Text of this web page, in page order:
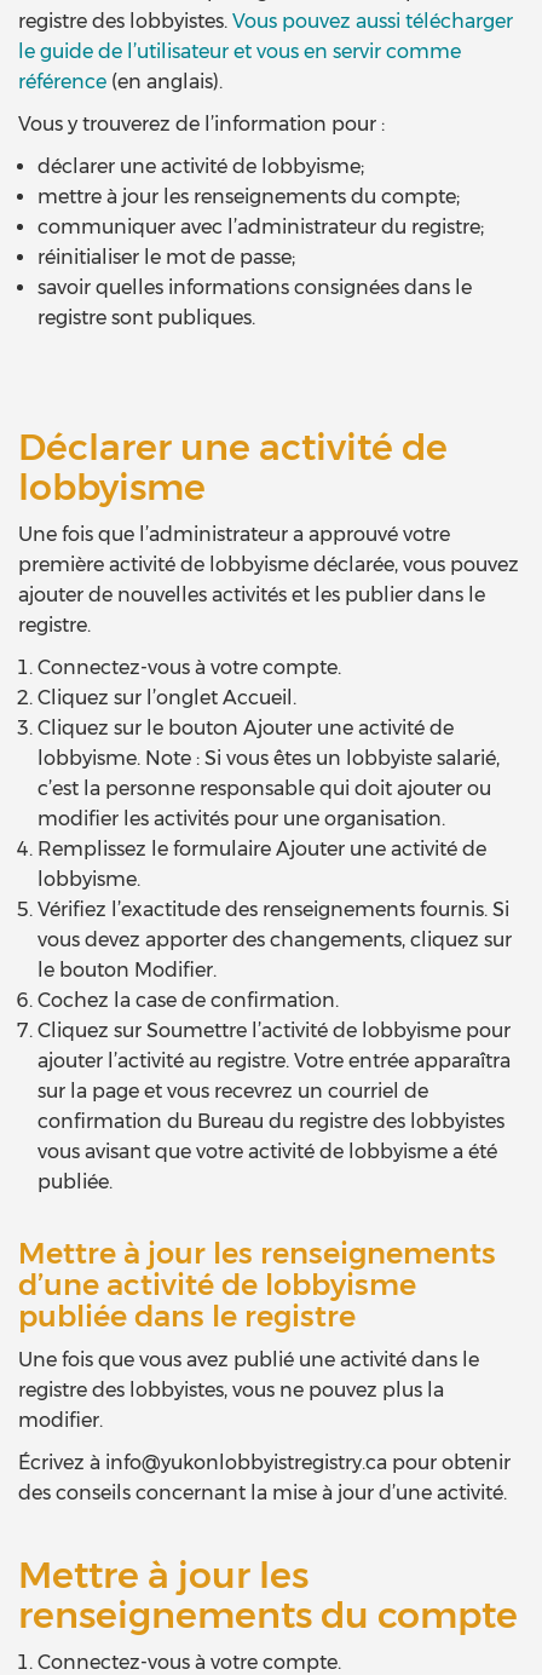
registre des lobbyistes. Vous pouvez aussi télécharger
le guide de l’utilisateur et vous en servir comme
référence (en anglais).
Vous y trouverez de l’information pour :
déclarer une activité de lobbyisme;
mettre à jour les renseignements du compte;
communiquer avec l’administrateur du registre;
réinitialiser le mot de passe;
savoir quelles informations consignées dans le
registre sont publiques.
Déclarer une activité de
lobbyisme
Une fois que l’administrateur a approuvé votre
première activité de lobbyisme déclarée, vous pouvez
ajouter de nouvelles activités et les publier dans le
registre.
Connectez-vous à votre compte.
Cliquez sur l’onglet Accueil.
Cliquez sur le bouton Ajouter une activité de
lobbyisme. Note : Si vous êtes un lobbyiste salarié,
c’est la personne responsable qui doit ajouter ou
modifier les activités pour une organisation.
Remplissez le formulaire Ajouter une activité de
lobbyisme.
Vérifiez l’exactitude des renseignements fournis. Si
vous devez apporter des changements, cliquez sur
le bouton Modifier.
Cochez la case de confirmation.
Cliquez sur Soumettre l’activité de lobbyisme pour
ajouter l’activité au registre. Votre entrée apparaîtra
sur la page et vous recevrez un courriel de
confirmation du Bureau du registre des lobbyistes
vous avisant que votre activité de lobbyisme a été
publiée.
Mettre à jour les renseignements
d’une activité de lobbyisme
publiée dans le registre
Une fois que vous avez publié une activité dans le
registre des lobbyistes, vous ne pouvez plus la
modifier.
Écrivez à info@yukonlobbyistregistry.ca pour obtenir
des conseils concernant la mise à jour d’une activité.
Mettre à jour les
renseignements du compte
Connectez-vous à votre compte.